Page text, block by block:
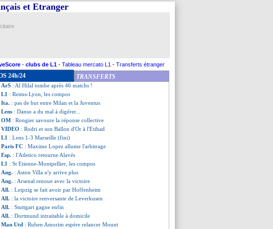
et Etranger
- clubs de L1 - Tableau mercato L1 - Transferts étranger
24h/24 TRANSFERTS
L2: Lorient n'en profite pas
OM: Rongier, les mots forts de De Zerbi
All.: Francfort dauphin du Bayern
Esp.: Gérone corrige l'Espanyol
ArS : Al Hilal tombe après 46 matchs !
L1 : Reims-Lyon, les compos
Ita. : pas de but entre Milan et la Juventus
Lens : Danso a du mal à digérer...
OM : Rongier savoure la réponse collective
VIDEO : Rodri et son Ballon d'Or à l'Etihad
L1 : Lens 1-3 Marseille (fini)
Paris FC : Maxime Lopez allume l'arbitrage
Esp. : l'Atletico retourne Alavés
L1 : St Etienne-Montpellier, les compos
Ang. : Aston Villa n'y arrive plus
Ang. : Arsenal renoue avec la victoire
All. : Leipzig se fait avoir par Hoffenheim
All. : la victoire renversante de Leverkusen
All. : Stuttgart gagne enfin
All. : Dortmund intraitable à domicile
Man Utd : Ruben Amorim espère relancer Mount